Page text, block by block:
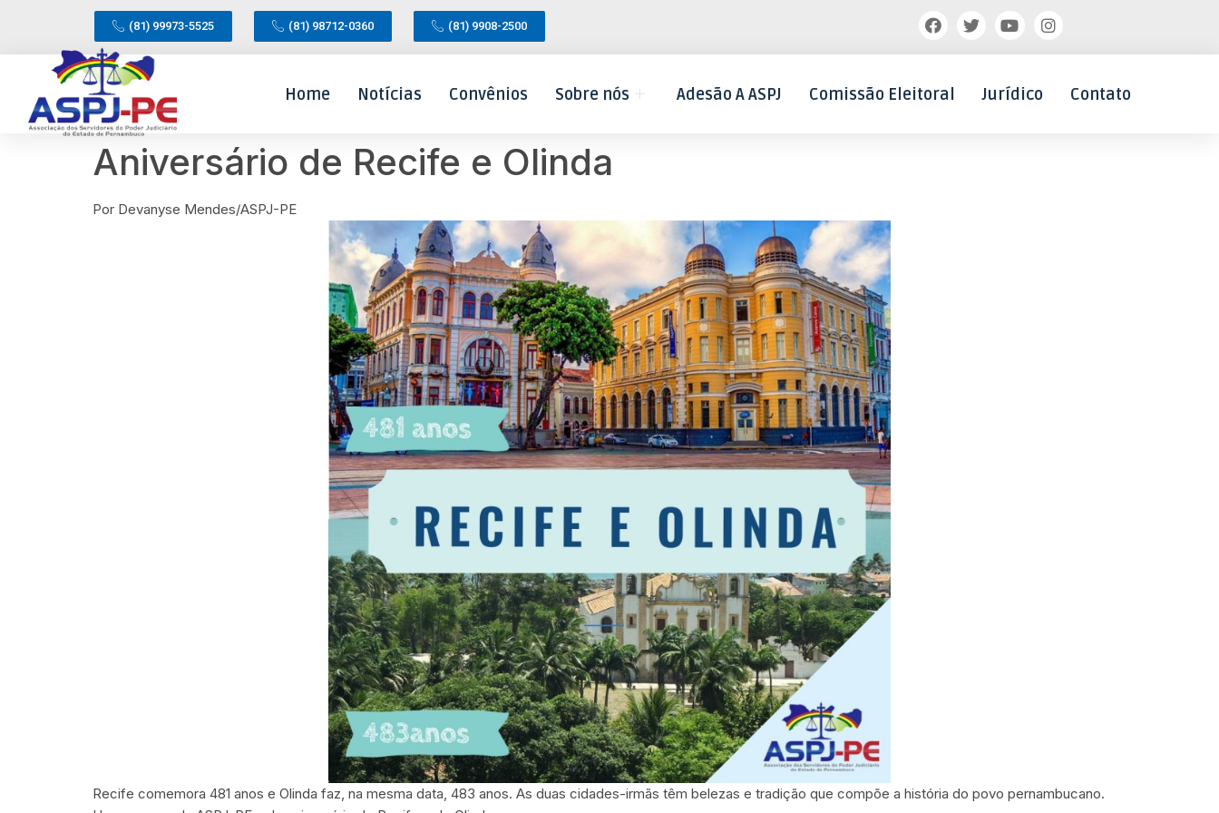
(81) 99973-5525 (81) 98712-0360 (81) 9908-2500
Home Notícias Convênios Sobre nós Adesão A ASPJ Comissão Eleitoral Jurídico Contato
Aniversário de Recife e Olinda
Por Devanyse Mendes/ASPJ-PE
Recife comemora 481 anos e Olinda faz, na mesma data, 483 anos. As duas cidades-irmãs têm belezas e tradição que compõe a história do povo pernambucano.